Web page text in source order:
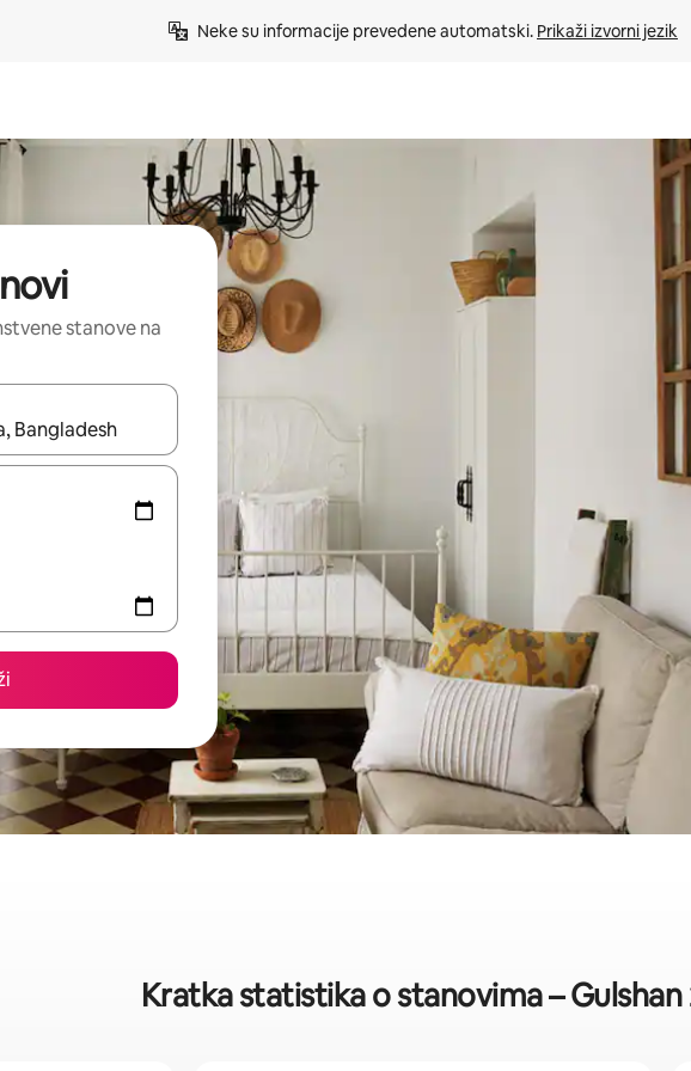
Neke su informacije prevedene automatski. Prikaži izvorni jezik
stanove na
ćete ih pregledati koristeći se strelicama prema gore i prema dolje, kao i dodirom
Kratka statistika o stanovima – Gulshan